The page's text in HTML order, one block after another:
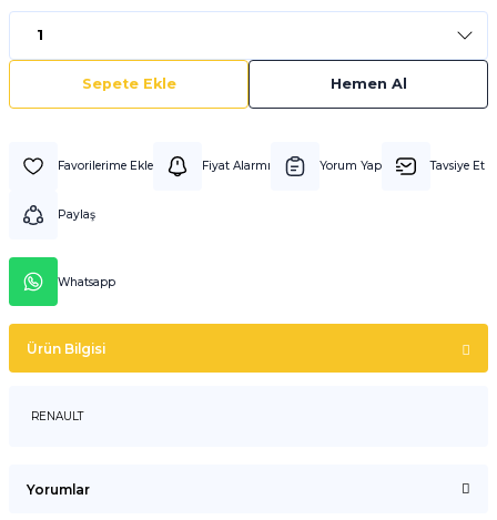
Sepete Ekle Hemen Al
Fiyat Alarmı Yorum Yap Tavsiye Et
Paylaş
Whatsapp
Ürün Bilgisi
RENAULT
Yorumlar